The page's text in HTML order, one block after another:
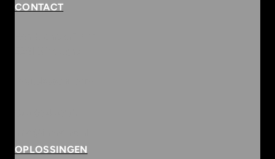
CONTACT
OPLOSSINGEN